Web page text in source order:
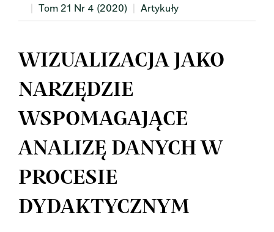
Tom 21 Nr 4 (2020)
Artykuły
WIZUALIZACJA JAKO
NARZĘDZIE
WSPOMAGAJĄCE
ANALIZĘ DANYCH W
PROCESIE
DYDAKTYCZNYM